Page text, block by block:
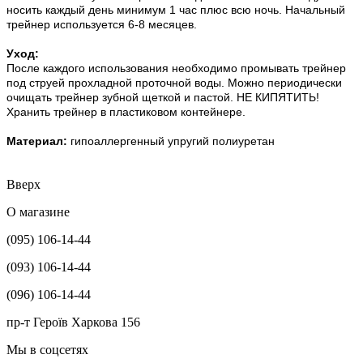
носить каждый день минимум 1 час плюс всю ночь. Начальный
трейнер используется 6-8 месяцев.
Уход:
После каждого использования необходимо промывать трейнер
под струей прохладной проточной воды. Можно периодически
очищать трейнер зубной щеткой и пастой. НЕ КИПЯТИТЬ!
Хранить трейнер в пластиковом контейнере.
Материал: гипоаллергенный упругий полиуретан
Вверх
О магазине
(095) 106-14-44
(093) 106-14-44
(096) 106-14-44
пр-т Героїв Харкова 156
Мы в соцсетях